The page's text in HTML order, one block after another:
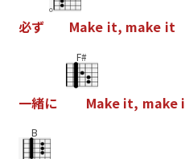
必ず Make it, make it
一緒に
F#
Make it, make i
B